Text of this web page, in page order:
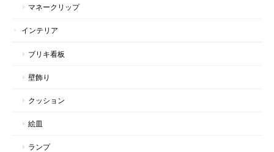
マネークリップ
インテリア
ブリキ看板
壁飾り
クッション
絵皿
ランプ